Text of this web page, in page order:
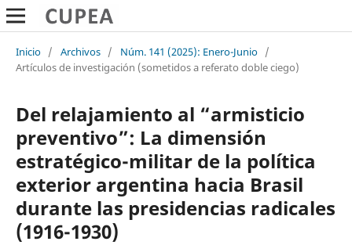
Inicio / Archivos / Núm. 141 (2025): Enero-Junio /
Artículos de investigación (sometidos a referato doble ciego)
Del relajamiento al “armisticio
preventivo”: La dimensión
estratégico-militar de la política
exterior argentina hacia Brasil
durante las presidencias radicales
(1916-1930)